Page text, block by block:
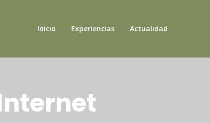
Inicio Experiencias Actualidad